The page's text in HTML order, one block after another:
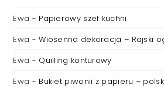
Ewa - Papierowy szef kuchni
Ewa -Wiosenna dekoracja – Rajski
Ewa - Quilling konturowy
Ewa - Bukiet piwonii z papieru –